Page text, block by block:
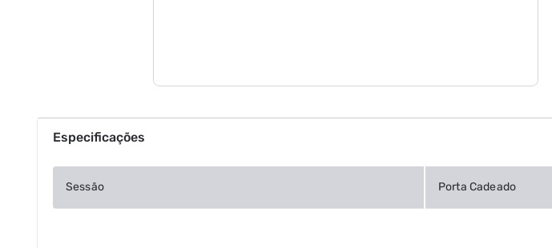
Especificações
Sessão Porta Cadeado